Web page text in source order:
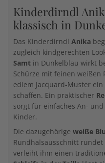
Kinderdirndl
klassisch in
Das Kinderdirndl Anika
zugleich kindgerechten
Samt in Dunkelblau wirkt
Schürze mit feinen weißen
edlem Jacquard-Muster
schaffen. Ein praktischer
sorgt für einfaches An-
Kinder.
Die dazugehörige weiße
Rundhalsausschnitt
verleiht ihm einen